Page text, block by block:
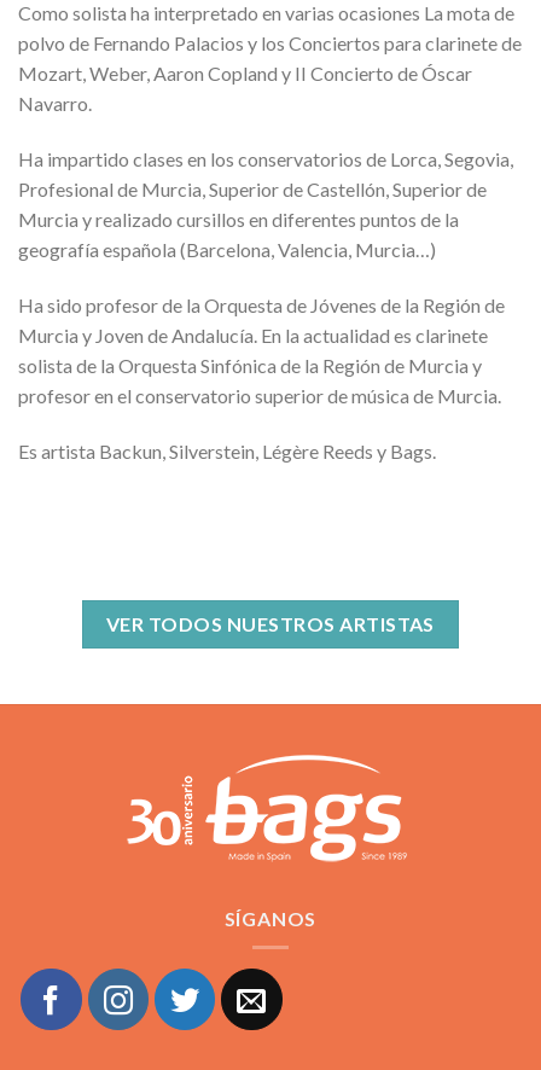
Como solista ha interpretado en varias ocasiones La mota de
polvo de Fernando Palacios y los Conciertos para clarinetede
Mozart, Weber,Aaron Copland y II Concierto de Óscar
Navarro.
Ha impartido clases en los conservatorios de Lorca, Segovia,
Profesional de Murcia, Superior de Castellón, Superior de
Murcia y realizado cursillos en diferentes puntos de la
geografía española (Barcelona, Valencia, Murcia…)
Ha sido profesor de la Orquesta de Jóvenes de la Región de
Murcia y Joven de Andalucía. En la actualidad es clarinete
solista de la Orquesta Sinfónica de la Región de Murcia y
profesor en el conservatorio superior de música de Murcia.
Es artista Backun, Silverstein, Légère Reeds y Bags.
VER TODOS NUESTROS ARTISTAS
SÍGANOS